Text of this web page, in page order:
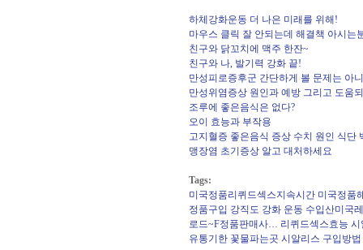
하체강화운동 더 나은 미래를 위해!
마우스 클릭 잘 안되는데 해결책 아시는
친구와 닭꼬치에 맥주 한잔~
친구와 나, 발기력 강화 끝!
만성피로증후군 간단하게 볼 문제는 아
만성위염증상 원인과 예방 그리고 도움
조루에 좋은음식은 없다?
오이 효능과 부작용
고지혈증 좋은음식 증상 수치 원인 식단
맹장염 초기증상 알고 대처하세요
Tags:
미국정품리퀴드섹스지속시간 미국정품
정품구입 강직도 강화 운동 수입산미국
로드~F정품판매사… 리퀴드섹스효능 시
유통기한 꽃물파는곳 시알리스 구입방법